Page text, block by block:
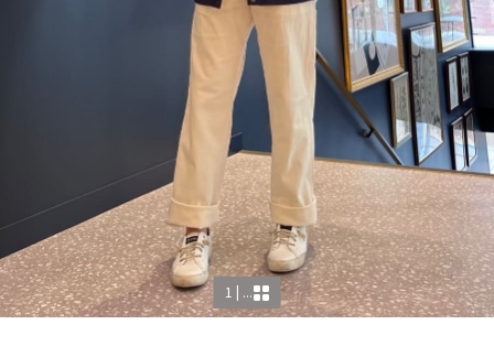
1 | ...